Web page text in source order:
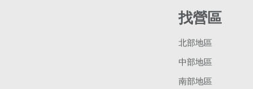
找營區
北部地區
中部地區
南部地區